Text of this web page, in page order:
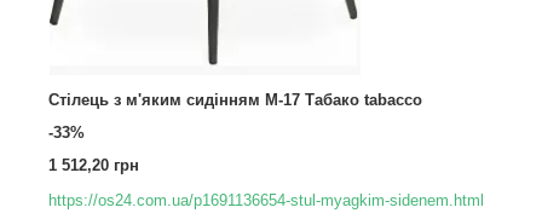
Стілець з м'яким сидінням M-17 Табако tabacco
-33%
1 512,20 грн
https://os24.com.ua/p1691136654-stul-myagkim-sidenem.html